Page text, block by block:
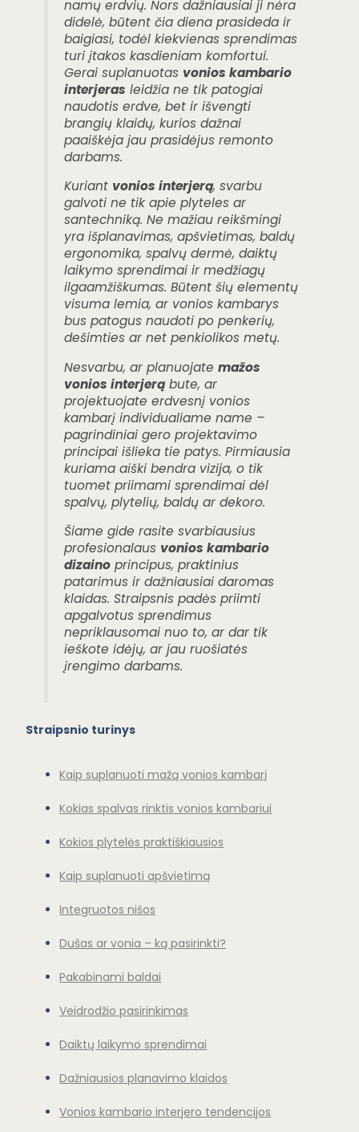
namų erdvių. Nors dažniausiai ji nėra
didelė, būtent čia diena prasideda ir
baigiasi, todėl kiekvienas sprendimas
turi įtakos kasdieniam komfortui.
Gerai suplanuotas vonios kambario
interjeras leidžia ne tik patogiai
naudotis erdve, bet ir išvengti
brangių klaidų, kurios dažnai
paaiškėja jau prasidėjus remonto
darbams.
Kuriant vonios interjerą, svarbu
galvoti ne tik apie plyteles ar
santechniką. Ne mažiau reikšmingi
yra išplanavimas, apšvietimas, baldų
ergonomika, spalvų dermė, daiktų
laikymo sprendimai ir medžiagų
ilgaamžiškumas. Būtent šių elementų
visuma lemia, ar vonios kambarys
bus patogus naudoti po penkerių,
dešimties ar net penkiolikos metų.
Nesvarbu, ar planuojatemažos
vonios interjerą bute, ar
projektuojate erdvesnį vonios
kambarį individualiame name –
pagrindiniai gero projektavimo
principai išlieka tie patys. Pirmiausia
kuriama aiški bendra vizija, o tik
tuomet priimami sprendimai dėl
spalvų, plytelių, baldų ar dekoro.
Šiame gide rasite svarbiausius
profesionalaus vonios kambario
dizaino principus, praktinius
patarimus ir dažniausiai daromas
klaidas. Straipsnis padės priimti
apgalvotus sprendimus
nepriklausomai nuo to, ar dar tik
ieškote idėjų, ar jau ruošiatės
įrengimo darbams.
Straipsnio turinys
Kaip suplanuoti mažą vonios kambarį
Kokias spalvas rinktis vonios kambariui
Kokios plytelės praktiškiausios
Kaip suplanuoti apšvietimą
Integruotos nišos
Dušas ar vonia – ką pasirinkti?
Pakabinami baldai
Veidrodžio pasirinkimas
Daiktų laikymo sprendimai
Dažniausios planavimo klaidos
Vonios kambario interjero tendencijos